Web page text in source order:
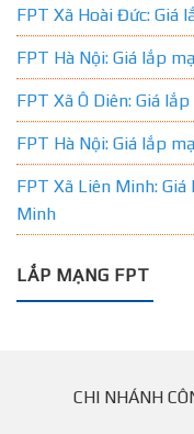
FPT Xã Hoài Đức: Giá
FPT Hà Nội: Giá lắp
FPT Xã Ô Diên: Giá
FPT Hà Nội: Giá lắp
FPT Xã Liên Minh:
Minh
LẮP MẠNG FPT
CHI NHÁNH